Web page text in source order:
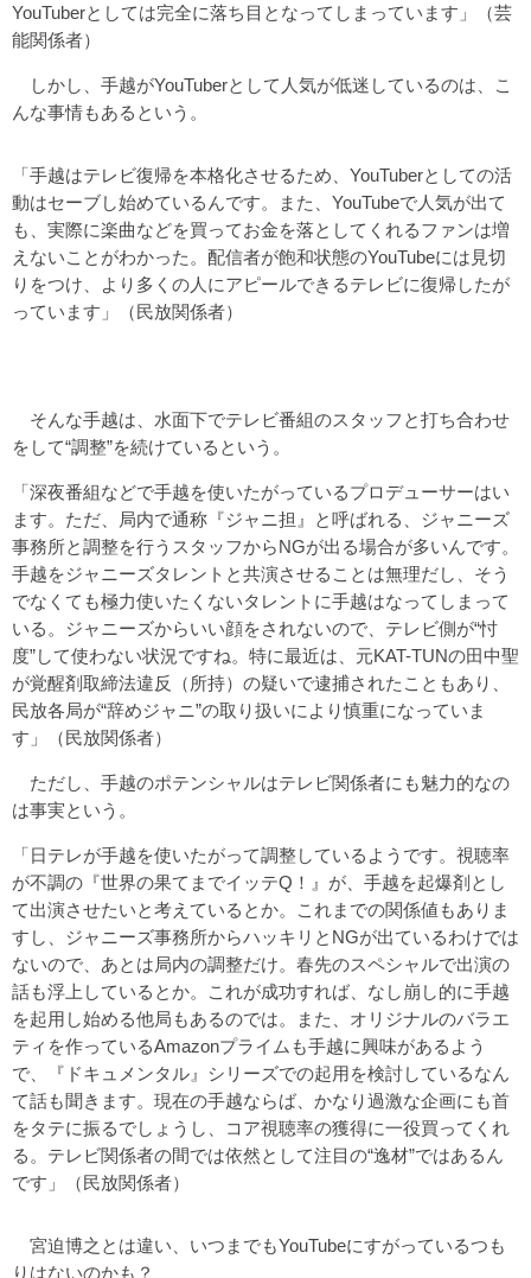
YouTuberとしては完全に落ち目となってしまっています」（芸
能関係者）
しかし、手越がYouTuberとして人気が低迷しているのは、こ
んな事情もあるという。
「手越はテレビ復帰を本格化させるため、YouTuberとしての活
動はセーブし始めているんです。また、YouTubeで人気が出て
も、実際に楽曲などを買ってお金を落としてくれるファンは増
えないことがわかった。配信者が飽和状態のYouTubeには見切
りをつけ、より多くの人にアピールできるテレビに復帰したが
っています」（民放関係者）
そんな手越は、水面下でテレビ番組のスタッフと打ち合わせ
をして“調整”を続けているという。
「深夜番組などで手越を使いたがっているプロデューサーはい
ます。ただ、局内で通称『ジャニ担』と呼ばれる、ジャニーズ
事務所と調整を行うスタッフからNGが出る場合が多いんです。
手越をジャニーズタレントと共演させることは無理だし、そう
でなくても極力使いたくないタレントに手越はなってしまって
いる。ジャニーズからいい顔をされないので、テレビ側が“忖
度”して使わない状況ですね。特に最近は、元KAT-TUNの田中聖
が覚醒剤取締法違反（所持）の疑いで逮捕されたこともあり、
民放各局が“辞めジャニ”の取り扱いにより慎重になっていま
す」（民放関係者）
ただし、手越のポテンシャルはテレビ関係者にも魅力的なの
は事実という。
「日テレが手越を使いたがって調整しているようです。視聴率
が不調の『世界の果てまでイッテQ！』が、手越を起爆剤とし
て出演させたいと考えているとか。これまでの関係値もありま
すし、ジャニーズ事務所からハッキリとNGが出ているわけでは
ないので、あとは局内の調整だけ。春先のスペシャルで出演の
話も浮上しているとか。これが成功すれば、なし崩し的に手越
を起用し始める他局もあるのでは。また、オリジナルのバラエ
ティを作っているAmazonプライムも手越に興味があるよう
で、『ドキュメンタル』シリーズでの起用を検討しているなん
て話も聞きます。現在の手越ならば、かなり過激な企画にも首
をタテに振るでしょうし、コア視聴率の獲得に一役買ってくれ
る。テレビ関係者の間では依然として注目の“逸材”ではあるん
です」（民放関係者）
宮迫博之とは違い、いつまでもYouTubeにすがっているつも
りはないのかも？